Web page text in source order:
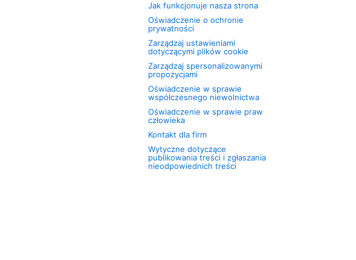
Jak funkcjonuje nasza strona
Oświadczenie o ochronie
prywatności
Zarządzaj ustawieniami
dotyczącymi plików cookie
Zarządzaj spersonalizowanymi
propozycjami
Oświadczenie w sprawie
współczesnego niewolnictwa
Oświadczenie w sprawie praw
człowieka
Kontakt dla firm
Wytyczne dotyczące
publikowania treści i zgłaszania
nieodpowiednich treści